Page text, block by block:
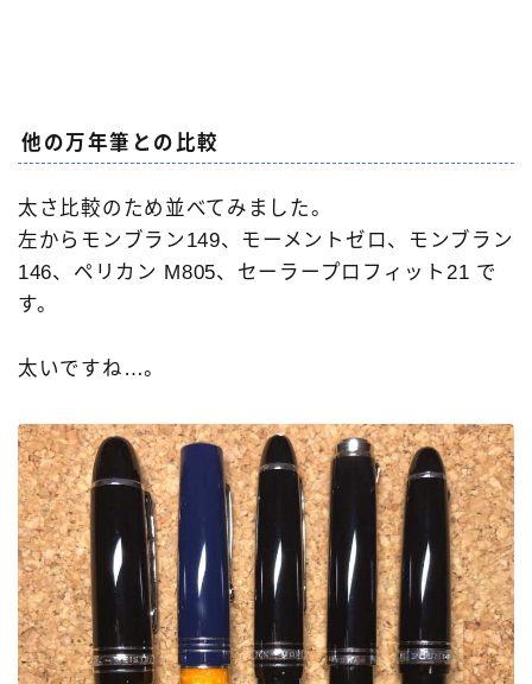
他の万年筆との比較
太さ比較のため並べてみました。
左からモンブラン149、モーメントゼロ、モンブラン
146、ペリカン M805、セーラープロフィット21 で
す。
太いですね…。